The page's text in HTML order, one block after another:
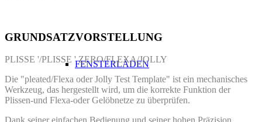
FENSTERLÄDEN
GRUNDSATZVORSTELLUNG
PLISSE '/PLISSE ' ZERO/FLEXA/JOLLY
Die "pleated/Flexa oder Jolly Test Template" ist ein mechanisches
Werkzeug, das hergestellt wird, um die korrekte Funktion der
Plissen-und Flexa-oder Gelöbnetze zu überprüfen.